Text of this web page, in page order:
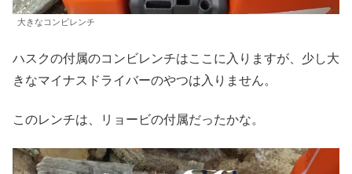
大きなコンビレンチ
ハスクの付属のコンビレンチはここに入りますが、少し大
きなマイナスドライバーのやつは入りません。
このレンチは、リョービの付属だったかな。